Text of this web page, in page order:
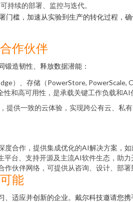
持续的部署、监控与迭代。
槛，加速从实验到生产的转化过程，
作伙伴
造韧性、释放数据潜能：
）、存储（PowerStore,
和高可用性，是承载关键工作负载和AI
提供一致的云体验，实现跨公有云、
度合作，提供集成优化的AI解决方案，
平台、支持开源及主流AI软件生态，助
作伙伴网络，可提供从咨询、设计、部
能
、适应并创新的企业。戴尔科技邀请